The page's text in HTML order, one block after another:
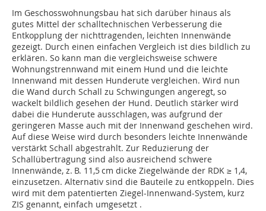
Im Geschosswohnungsbau hat sich darüber hinaus als
gutes Mittel der schalltechnischen Verbesserung die
Entkopplung der nichttragenden, leichten Innenwände
gezeigt. Durch einen einfachen Vergleich ist dies bildlich zu
erklären. So kann man die vergleichsweise schwere
Wohnungstrennwand mit einem Hund und die leichte
Innenwand mit dessen Hunderute vergleichen. Wird nun
die Wand durch Schall zu Schwingungen angeregt, so
wackelt bildlich gesehen der Hund. Deutlich stärker wird
dabei die Hunderute ausschlagen, was aufgrund der
geringeren Masse auch mit der Innenwand geschehen wird.
Auf diese Weise wird durch besonders leichte Innenwände
verstärkt Schall abgestrahlt. Zur Reduzierung der
Schallübertragung sind also ausreichend schwere
Innenwände, z. B. 11,5 cm dicke Ziegelwände der RDK ≥ 1,4,
einzusetzen. Alternativ sind die Bauteile zu entkoppeln. Dies
wird mit dem patentierten Ziegel-Innenwand-System, kurz
ZIS genannt, einfach umgesetzt .